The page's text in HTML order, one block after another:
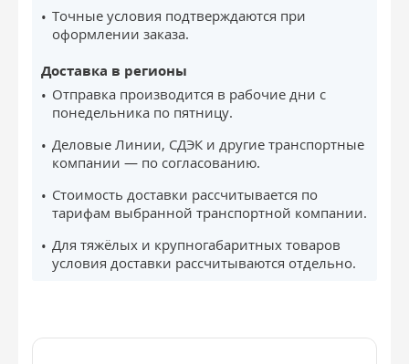
Точные условия подтверждаются при
оформлении заказа.
Доставка в регионы
Отправка производится в рабочие дни с
понедельника по пятницу.
Деловые Линии, СДЭК и другие транспортные
компании — по согласованию.
Стоимость доставки рассчитывается по
тарифам выбранной транспортной компании.
Для тяжёлых и крупногабаритных товаров
условия доставки рассчитываются отдельно.